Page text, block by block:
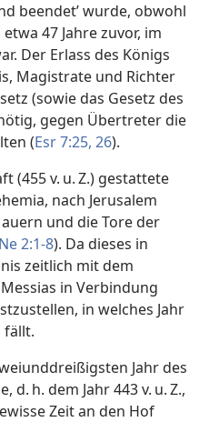
beendet’ wurde, obwohl
47 Jahre zuvor, im
Der Erlass des Königs
Magistrate und Richter
(sowie das Gesetz des
gegen Übertreter die
(Esr 7:25, 26).
(455 v. u. Z.) gestattete
nach Jerusalem
und die Tore der
Ne 2:1-8). Da dieses in
zeitlich mit dem
in Verbindung
in welches Jahr
fällt.
Jahr des
d. h. dem Jahr 443 v. u. Z.,
Zeit an den Hof